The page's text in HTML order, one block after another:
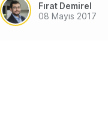
Fırat Demirel
08 Mayıs 2017